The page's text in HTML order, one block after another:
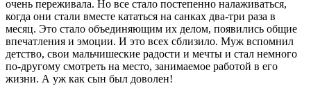
очень переживала. Но все стало постепенно налаживаться,
когда они стали вместе кататься на санках два-три раза в
месяц. Это стало объединяющим их делом, появились общие
впечатления и эмоции. И это всех сблизило. Муж вспомнил
детство, свои мальчишеские радости и мечты и стал немного
по-другому смотреть на место, занимаемое работой в его
жизни. А уж как сын был доволен!